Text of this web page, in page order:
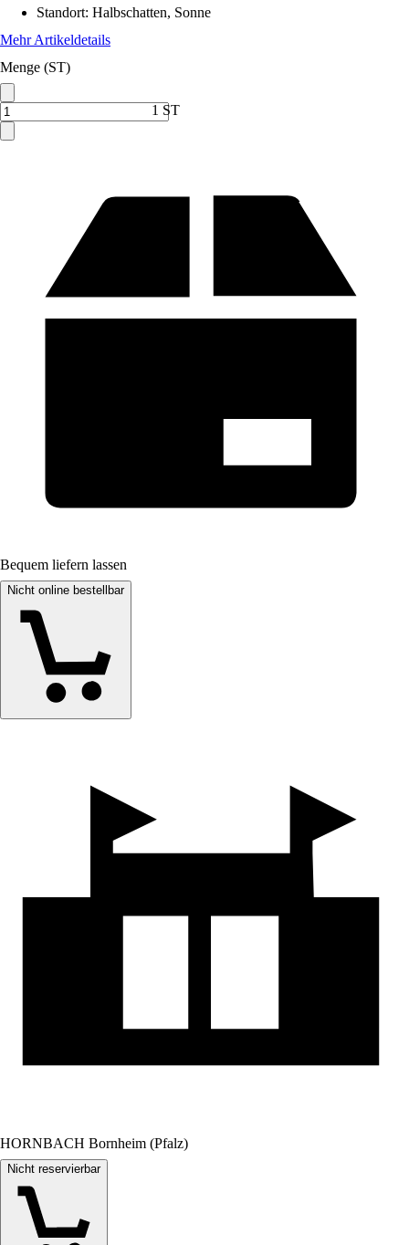
Standort: Halbschatten, Sonne
Mehr Artikeldetails
Menge (ST)
1 ST
Bequem liefern lassen
Nicht online bestellbar
HORNBACH Bornheim (Pfalz)
Nicht reservierbar